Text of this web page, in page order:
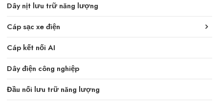
Dây nịt lưu trữ năng lượng
Cáp sạc xe điện
Cáp kết nối AI
Dây điện công nghiệp
Đầu nối lưu trữ năng lượng